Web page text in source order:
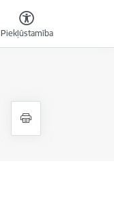
Piekļūstamība